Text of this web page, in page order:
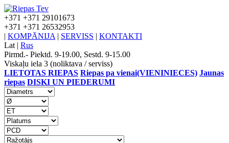
+371 +371 29101673
+371 +371 26532953
| KOMPĀNIJA | SERVISS | KONTAKTI
Lat | Rus
Pirmd.- Piektd. 9-19.00, Sestd. 9-15.00
Viskaļu iela 3 (noliktava / serviss)
LIETOTAS RIEPAS Riepas pa vienai(VIENINIECES) Jaunas
riepas DISKI UN PIEDERUMI